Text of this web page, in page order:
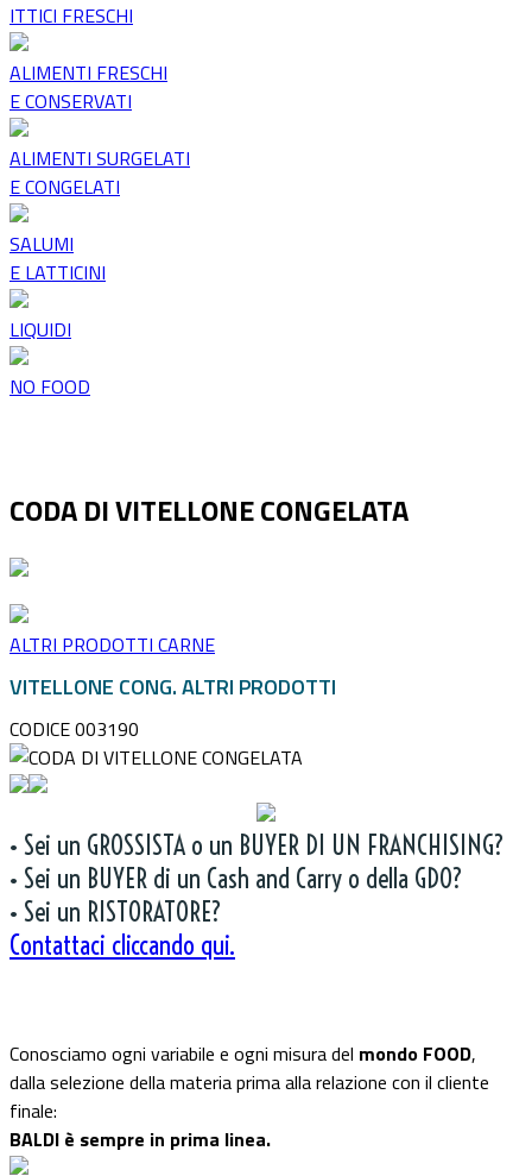
ITTICI FRESCHI
ALIMENTI FRESCHI
E CONSERVATI
ALIMENTI SURGELATI
E CONGELATI
SALUMI
E LATTICINI
LIQUIDI
NO FOOD
CODA DI VITELLONE CONGELATA
ALTRI PRODOTTI CARNE
VITELLONE CONG. ALTRI PRODOTTI
CODICE 003190
• Sei un GROSSISTA o un BUYER DI UN FRANCHISING?
• Sei un BUYER di un Cash and Carry o della GDO?
• Sei un RISTORATORE?
Contattaci cliccando qui.
Conosciamo ogni variabile e ogni misura del mondo FOOD,
dalla selezione della materia prima alla relazione con il cliente
finale:
BALDI è sempre in prima linea.